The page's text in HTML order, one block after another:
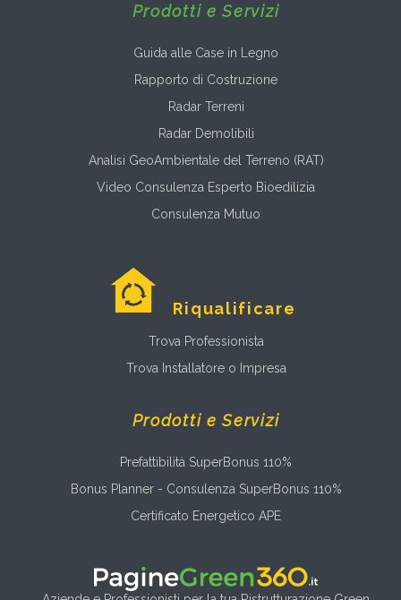
Prodotti e Servizi
Guida alle Case in Legno
Rapporto di Costruzione
Radar Terreni
Radar Demolibili
Analisi GeoAmbientale del Terreno (RAT)
Video Consulenza Esperto Bioedilizia
Consulenza Mutuo
Riqualificare
Trova Professionista
Trova Installatore o Impresa
Prodotti e Servizi
Prefattibilità SuperBonus 110%
Bonus Planner - Consulenza SuperBonus 110%
Certificato Energetico APE